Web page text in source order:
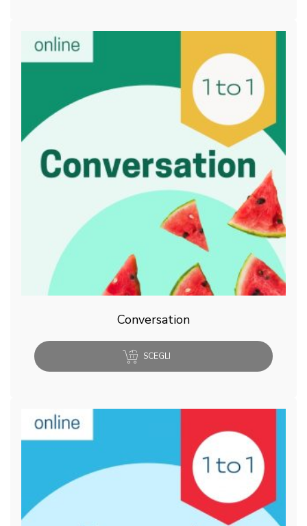
Conversation
SCEGLI